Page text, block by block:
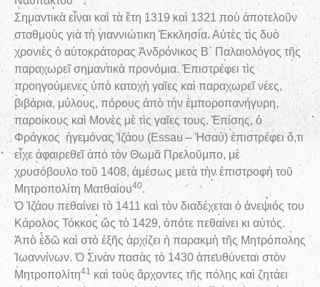
Σημαντικὰ εἶναι καὶ τὰ ἔτη 1319 καὶ 1321 ποὺ ἀποτελοῦν
σταθμοὺς γιὰ τὴ γιαννιώτικη Ἐκκλησία. Αὐτὲς τὶς δυὸ
χρονιὲς ὁ αὐτοκράτορας Ἀνδρόνικος Β΄ Παλαιολόγος τῆς
παραχωρεῖ σημαντικὰ προνόμια. Ἐπιστρέφει τὶς
προηγούμενες ὑπὸ κατοχὴ γαῖες καὶ παραχωρεῖ νέες,
βιβάρια, μύλους, πόρους ἀπὸ τὴν ἐμποροπανήγυρη,
παροίκους καὶ Μονὲς μὲ τὶς γαῖες τους. Ἐπίσης, ὁ
Φράγκος ἡγεμόνας Ἰζάου (Essau – Ἠσαύ) ἐπιστρέφει ὅ,τι
εἶχε ἀφαιρεθεῖ ἀπὸ τὸν Θωμᾶ Πρελοῦμπο, μὲ
χρυσόβουλο τοῦ 1408, ἀμέσως μετὰ τὴν ἐπιστροφὴ τοῦ
Μητροπολίτη Ματθαίου40.
Ὁ Ἰζάου πεθαίνει τὸ 1411 καὶ τὸν διαδέχεται ὁ ἀνεψιός του
Κάρολος Τόκκος ὥς τὸ 1429, ὁπότε πεθαίνει κι αὐτός.
Ἀπὸ ἐδῶ καὶ στὸ ἑξῆς ἀρχίζει ἡ παρακμὴ τῆς Μητρόπολης
Ἰωαννίνων. Ὁ Σινὰν πασὰς τὸ 1430 ἀπευθύνεται στὸν
Μητροπολίτη41 καὶ τοὺς ἄρχοντες τῆς πόλης καὶ ζητάει